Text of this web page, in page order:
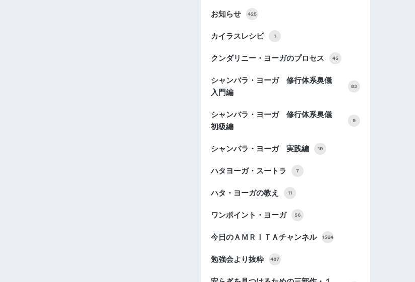
お知らせ 425
カイラスレシピ 1
クンダリニー・ヨーガのプロセス 45
シャンバラ・ヨーガ 修行体系奥儀
入門編
83
シャンバラ・ヨーガ 修行体系奥儀
初級編
9
シャンバラ・ヨーガ 実践編 19
ハタヨーガ・スートラ 7
ハタ・ヨーガの教え 11
ワンポイント・ヨーガ 56
今日のＡＭＲＩＴＡチャンネル 1564
勉強会より抜粋 487